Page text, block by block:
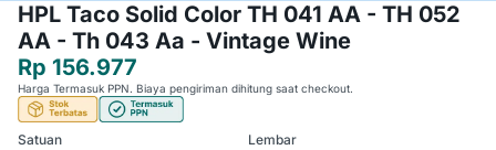
HPL Taco Solid Color TH 041 AA - TH 052
AA - Th 043 Aa - Vintage Wine
Rp 156.977
Harga Termasuk PPN. Biaya pengiriman dihitung saat checkout.
Satuan Lembar